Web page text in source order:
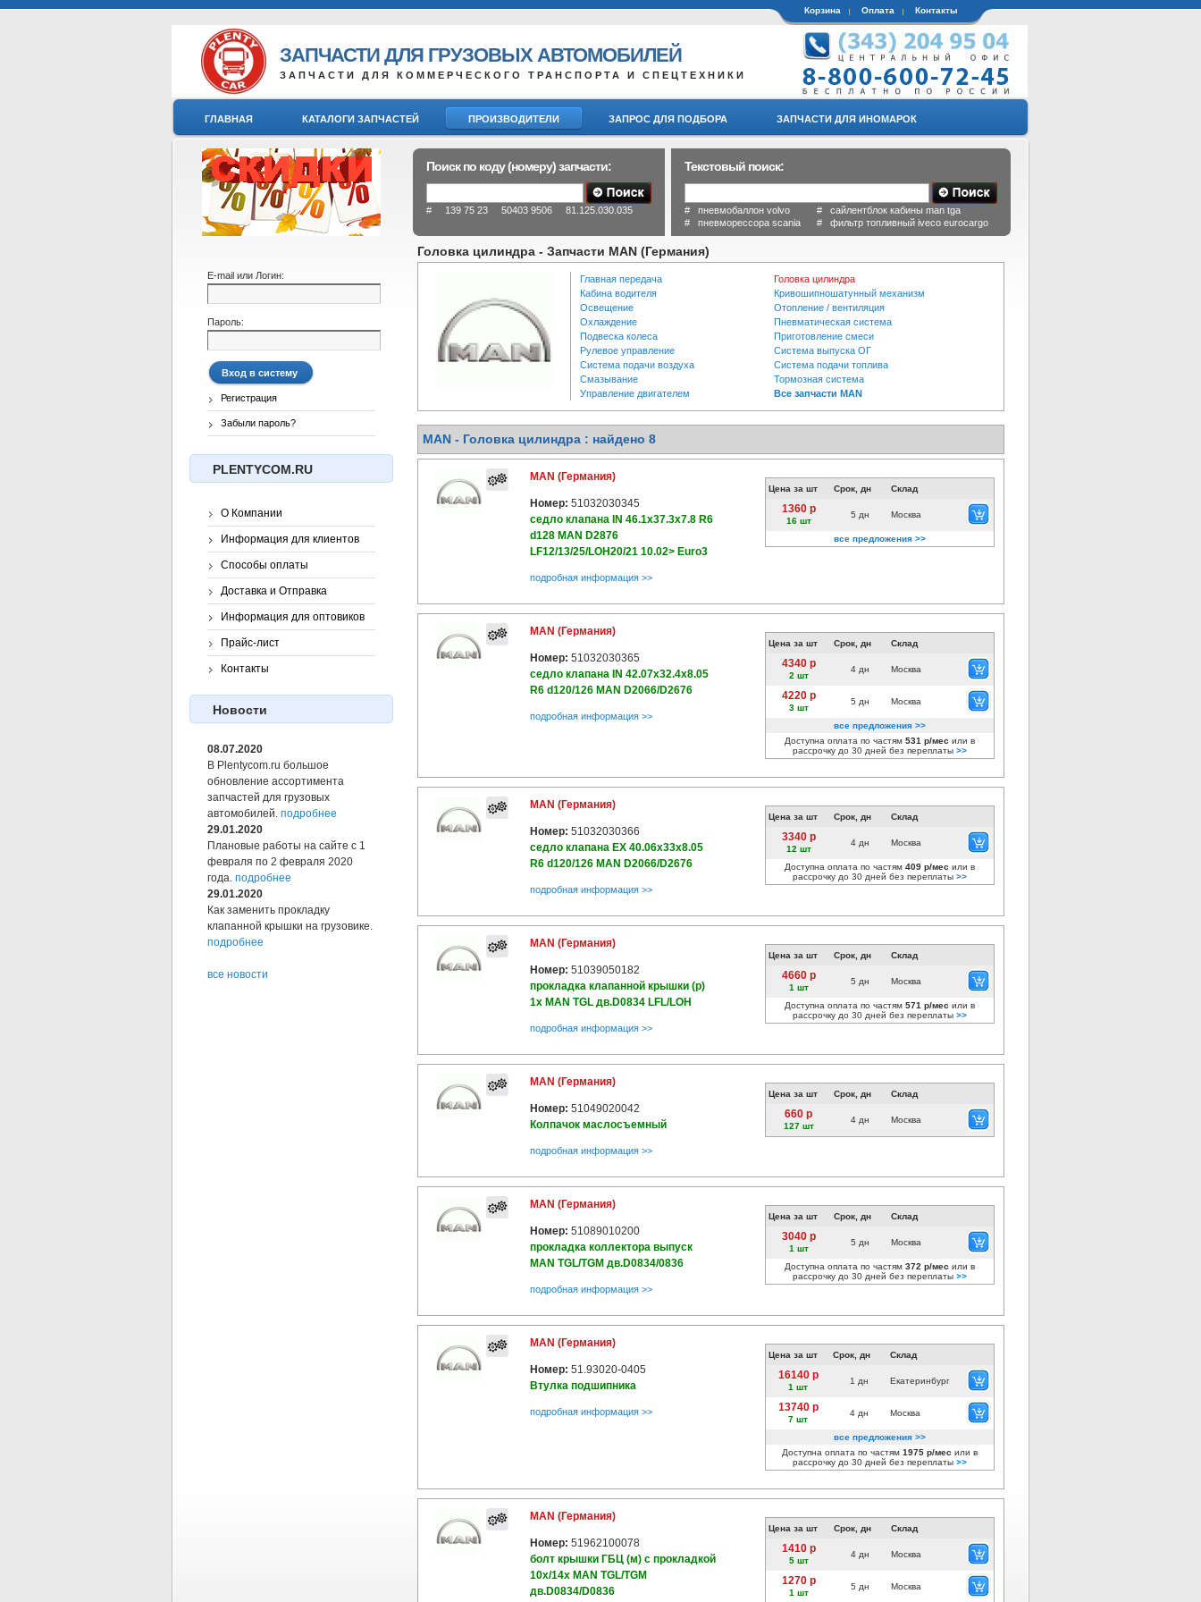
Корзина Оплата Контакты
ЗАПЧАСТИ ДЛЯ ГРУЗОВЫХ АВТОМОБИЛЕЙ
ЗАПЧАСТИ ДЛЯ КОММЕРЧЕСКОГО ТРАНСПОРТА И СПЕЦТЕХНИКИ
ГЛАВНАЯ КАТАЛОГИ ЗАПЧАСТЕЙ ПРОИЗВОДИТЕЛИ ЗАПРОС ДЛЯ ПОДБОРА ЗАПЧАСТИ ДЛЯ ИНОМАРОК
Поиск по коду (номеру) запчасти:
# 139 75 23 50403 9506 81.125.030.035
Текстовый поиск:
# пневмобаллон volvo # сайлентблок кабины man tga
# пневморессора scania # фильтр топливный iveco eurocargo
Головка цилиндра - Запчасти MAN (Германия)
Главная передача
Головка цилиндра
Кабина водителя
Кривошипношатунный механизм
Освещение
Отопление / вентиляция
Охлаждение
Пневматическая система
Подвеска колеса
Приготовление смеси
Рулевое управление
Система выпуска ОГ
Система подачи воздуха
Система подачи топлива
Смазывание
Тормозная система
Управление двигателем
Все запчасти MAN
MAN - Головка цилиндра : найдено 8
MAN (Германия)
Номер: 51032030345
седло клапана IN 46.1x37.3x7.8 R6
d128 MAN D2876
LF12/13/25/LOH20/21 10.02> Euro3
подробная информация >>
Цена за шт Срок, дн Склад
1360 р
16 шт
5 дн Москва
все предложения >>
MAN (Германия)
Номер: 51032030365
седло клапана IN 42.07x32.4x8.05
R6 d120/126 MAN D2066/D2676
подробная информация >>
Цена за шт Срок, дн Склад
4340 р
2 шт
4 дн Москва
4220 р
3 шт
5 дн Москва
все предложения >>
Доступна оплата по частям 531 р/мес или в
рассрочку до 30 дней без переплаты >>
MAN (Германия)
Номер: 51032030366
седло клапана EX 40.06x33x8.05
R6 d120/126 MAN D2066/D2676
подробная информация >>
Цена за шт Срок, дн Склад
3340 р
12 шт
4 дн Москва
Доступна оплата по частям 409 р/мес или в
рассрочку до 30 дней без переплаты >>
MAN (Германия)
Номер: 51039050182
прокладка клапанной крышки (р)
1x MAN TGL дв.D0834 LFL/LOH
подробная информация >>
Цена за шт Срок, дн Склад
4660 р
1 шт
5 дн Москва
Доступна оплата по частям 571 р/мес или в
рассрочку до 30 дней без переплаты >>
MAN (Германия)
Номер: 51049020042
Колпачок маслосъемный
подробная информация >>
Цена за шт Срок, дн Склад
660 р
127 шт
4 дн Москва
MAN (Германия)
Номер: 51089010200
прокладка коллектора выпуск
MAN TGL/TGM дв.D0834/0836
подробная информация >>
Цена за шт Срок, дн Склад
3040 р
1 шт
5 дн Москва
Доступна оплата по частям 372 р/мес или в
рассрочку до 30 дней без переплаты >>
MAN (Германия)
Номер: 51.93020-0405
Втулка подшипника
подробная информация >>
Цена за шт Срок, дн Склад
16140 р
1 шт
1 дн Екатеринбург
13740 р
7 шт
4 дн Москва
все предложения >>
Доступна оплата по частям 1975 р/мес или в
рассрочку до 30 дней без переплаты >>
MAN (Германия)
Номер: 51962100078
болт крышки ГБЦ (м) с прокладкой
10x/14x MAN TGL/TGM
дв.D0834/D0836
Цена за шт Срок, дн Склад
1410 р
5 шт
4 дн Москва
1270 р
1 шт
5 дн Москва
E-mail или Логин:
Пароль:
Регистрация
Забыли пароль?
PLENTYCOM.RU
О Компании
Информация для клиентов
Способы оплаты
Доставка и Отправка
Информация для оптовиков
Прайс-лист
Контакты
Новости
08.07.2020
В Plentycom.ru большое
обновление ассортимента
запчастей для грузовых
автомобилей. подробнее
29.01.2020
Плановые работы на сайте с 1
февраля по 2 февраля 2020
года. подробнее
29.01.2020
Как заменить прокладку
клапанной крышки на грузовике.
подробнее
все новости